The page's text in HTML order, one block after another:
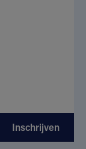
Inschrijven